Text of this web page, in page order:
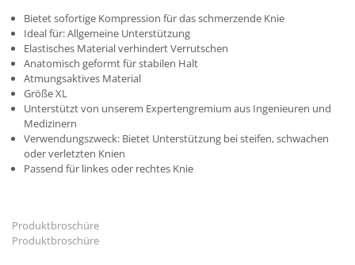
Bietet sofortige Kompression für das schmerzende Knie
Ideal für: Allgemeine Unterstützung
Elastisches Material verhindert Verrutschen
Anatomisch geformt für stabilen Halt
Atmungsaktives Material
Größe XL
Unterstützt von unserem Expertengremium aus Ingenieuren und
Medizinern
Verwendungszweck: Bietet Unterstützung bei steifen, schwachen
oder verletzten Knien
Passend für linkes oder rechtes Knie
Produktbroschüre
Produktbroschüre